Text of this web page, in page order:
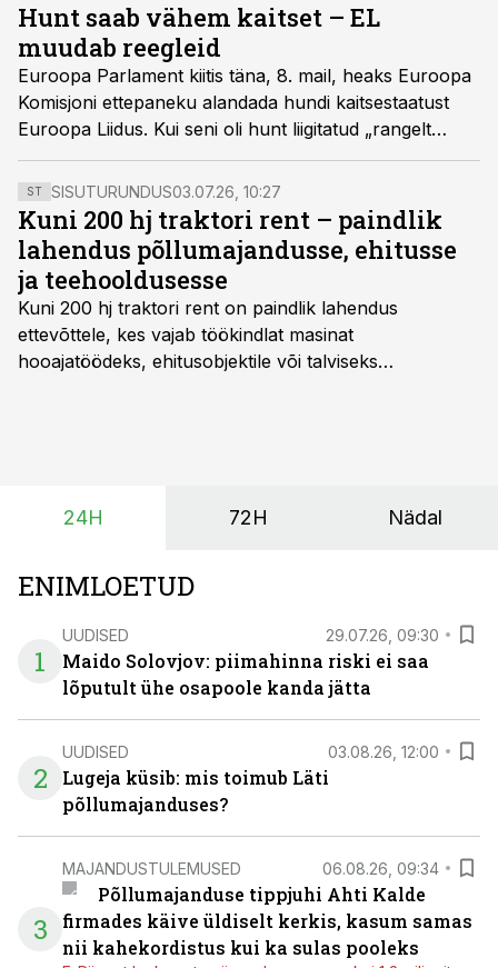
Hunt saab vähem kaitset – EL
muudab reegleid
Euroopa Parlament kiitis täna, 8. mail, heaks Euroopa
Komisjoni ettepaneku alandada hundi kaitsestaatust
Euroopa Liidus. Kui seni oli hunt liigitatud „rangelt
kaitstud“ liigiks, siis edaspidi kuulub ta lihtsalt „kaitstud“
liikide hulka.
ST SISUTURUNDUS03.07.26, 10:27
Kuni 200 hj traktori rent – paindlik
lahendus põllumajandusse, ehitusse
ja teehooldusesse
Kuni 200 hj traktori rent on paindlik lahendus
ettevõttele, kes vajab töökindlat masinat
hooajatöödeks, ehitusobjektile või talviseks
on suurim ning iga töötund on oluline.
24H 72H Nädal
ENIMLOETUD
1
UUDISED 29.07.26, 09:30
Maido Solovjov: piimahinna riski ei saa
lõputult ühe osapoole kanda jätta
2
UUDISED 03.08.26, 12:00
Lugeja küsib: mis toimub Läti
põllumajanduses?
3
MAJANDUSTULEMUSED 06.08.26, 09:34
Põllumajanduse tippjuhi Ahti Kalde
firmades käive üldiselt kerkis, kasum samas
nii kahekordistus kui ka sulas pooleks